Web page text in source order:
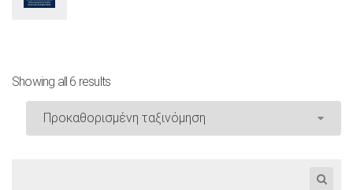
Showing all 6 results